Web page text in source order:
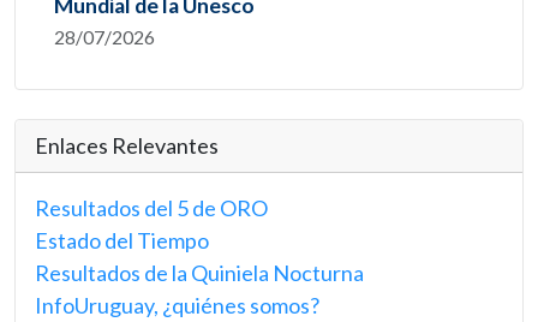
Mundial de la Unesco
28/07/2026
Enlaces Relevantes
Resultados del 5 de ORO
Estado del Tiempo
Resultados de la Quiniela Nocturna
InfoUruguay, ¿quiénes somos?